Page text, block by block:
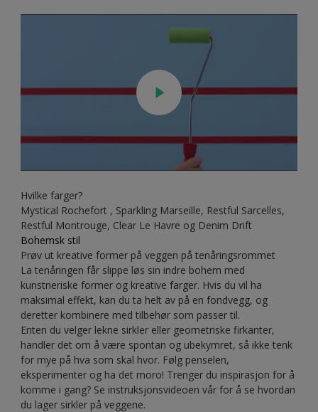
Hvilke farger?
Mystical Rochefort , Sparkling Marseille, Restful Sarcelles,
Restful Montrouge, Clear Le Havre og Denim Drift
Bohemsk stil
Prøv ut kreative former på veggen på tenåringsrommet
La tenåringen får slippe løs sin indre bohem med
kunstneriske former og kreative farger. Hvis du vil ha
maksimal effekt, kan du ta helt av på en fondvegg, og
deretter kombinere med tilbehør som passer til.
Enten du velger lekne sirkler eller geometriske firkanter,
handler det om å være spontan og ubekymret, så ikke tenk
for mye på hva som skal hvor. Følg penselen,
eksperimenter og ha det moro! Trenger du inspirasjon for å
komme i gang? Se instruksjonsvideoen vår for å se hvordan
du lager sirkler på veggene.